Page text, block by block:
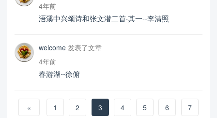
4年前
浯溪中兴颂诗和张文潜二首·其一--李清照
welcome 发表了文章
4年前
春游湖--徐俯
« 1 2 3 4 5 6
7